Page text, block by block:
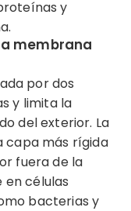
y
membrana
por dos
y limita la
del exterior. La
capa más rígida
fuera de la
células
bacterias y